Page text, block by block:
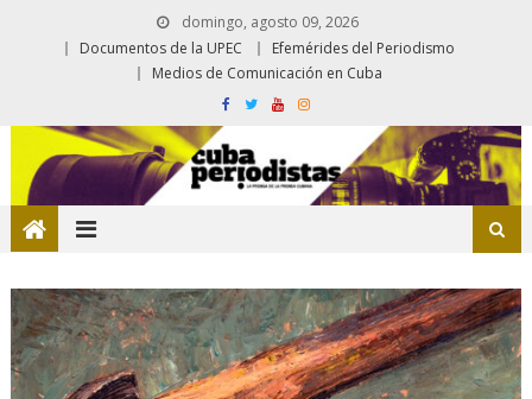
domingo, agosto 09, 2026
Documentos de la UPEC
Efemérides del Periodismo
Medios de Comunicación en Cuba